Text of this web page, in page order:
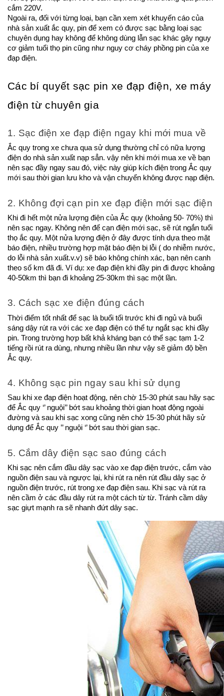
cắm 220V.
Ngoài ra, đối với từng loại, bạn cần xem xét khuyến cáo của
nhà sản xuất ắc quy, pin để xem có được sạc bằng loại sạc
chuyên dụng hay không để không dùng lẫn sạc khác gây nguy
cơ giảm tuổi thọ pin cũng như nguy cơ cháy phồng pin của xe
đạp điện.
Các bí quyết sạc pin xe đạp điện, xe máy
điện từ chuyên gia
1. Sạc điện xe đạp điện ngay khi mới mua về
Ắc quy trong xe chưa qua sử dụng thường chỉ có nữa lượng
điện do nhà sản xuất nạp sẳn. vậy nên khi mới mua xe về bạn
nên sạc đầy ngay sau đó, việc này giúp kích điện trong Ắc quy
mới sau thời gian lưu kho và vận chuyển không được nạp điện.
2. Không đợi cạn pin xe đạp điện mới sạc điện
Khi đi hết một nửa lượng điện của Ắc quy (khoảng 50- 70%) thì
nên sạc ngay. Không nên để cạn điện mới sạc, sẽ rút ngắn tuổi
thọ ắc quy. Một nửa lượng điện ở đây được tính dựa theo mặt
báo điện, nhiều trường hợp mặt báo điện bị lỗi ( do nhiễm nước,
do lỗi nhà sản xuất.v.v) sẽ báo không chính xác, bạn nên canh
theo số km đã đi. Ví dụ: xe đạp điện khi đầy pin đi được khoảng
40-50km thì bạn đi khoảng 25-30km thì sạc một lần.
3. Cách sạc xe điện đúng cách
Thời điểm tốt nhất để sạc là buổi tối trước khi đi ngủ và buổi
sáng dậy rút ra với các xe đạp điện có thể tự ngắt sạc khi đầy
pin. Trong trường hợp bất khả kháng bạn có thể sạc tạm 1-2
tiếng rồi rút ra dùng, nhưng nhiều lần như vậy sẽ giảm độ bền
Ắc quy.
4. Không sạc pin ngay sau khi sử dụng
Sau khi xe đạp điện hoạt động, nên chờ 15-30 phút sau hãy sạc
để Ắc quy ‘’ nguội’’ bớt sau khoảng thời gian hoạt động ngoài
đường và sau khi sạc xong cũng nên chờ 15-30 phút hãy sử
dụng để Ắc quy ’’ nguội ‘’ bớt sau thời gian sạc.
5. Cắm dây điện sạc sao đúng cách
Khi sạc nên cắm đầu dây sạc vào xe đạp điện trước, cắm vào
nguồn điện sau và ngược lại, khi rút ra nên rút đầu dây sạc ở
nguồn điện trước, rút trong xe đạp điện sau. Khi sạc và rút ra
nên cầm ở các đầu dây rút ra một cách từ từ. Tránh cầm dây
sạc giựt mạnh ra sẽ nhanh đứt dây sạc.